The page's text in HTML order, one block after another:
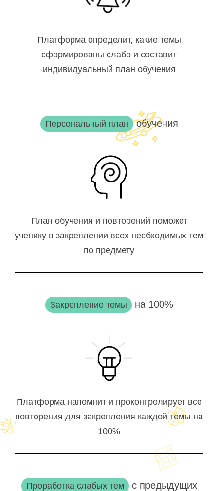
Платформа определит, какие темы
сформированы слабо и составит
индивидуальный план обучения
Персональный план обучения
План обучения и повторений поможет
ученику в закреплении всех необходимых тем
по предмету
Закрепление темы на 100%
Платформа напомнит и проконтролирует все
повторения для закрепления каждой темы на
100%
Проработка слабых тем с предыдущих